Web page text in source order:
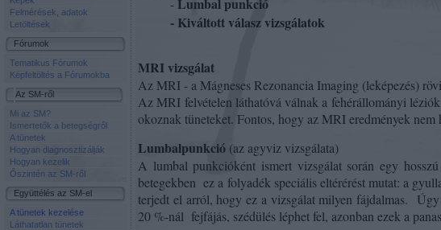
Felmérések, adatok
Letöltések
Fórumok
Tematikus Fórumok
Képfeltöltés a Fórumokba
Az SM-ről
Mi az SM?
Ismertetők a betegségről
A tünetek
Hogyan diagnosztizálják
Hogyan kezelik
Őszintén az SM-ről
Együttélés az SM-el
A tünetek kezelése
Láthatatlan tünetek
- Kiváltott válasz vizsgálatok
MRI vizsgálat
Az MRI - a Mágneses Rezonancia Imaging (leképezés)
Az MRI felvételen láthatóvá válnak a fehérállományi
okoznak tüneteket. Fontos, hogy az MRI eredmények
Lumbalpunkció (az agyviz vizsgálata)
A lumbal punkcióként ismert vizsgálat során egy
betegekben ez a folyadék speciális eltérérést mutat: a
terjedt el arról, hogy ez a vizsgálat milyen fájdalmas.
20 %-nál fejfájás, szédülés léphet fel, azonban ezek a